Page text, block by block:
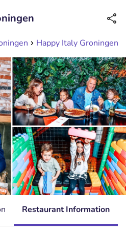
Available until 23:00
Happy Italy Groningen
Restaurant Information